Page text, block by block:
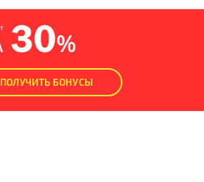
ПОЛУЧИТЬ БОНУСЫ